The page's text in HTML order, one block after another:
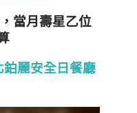
當月壽星乙位
麗安全日餐廳